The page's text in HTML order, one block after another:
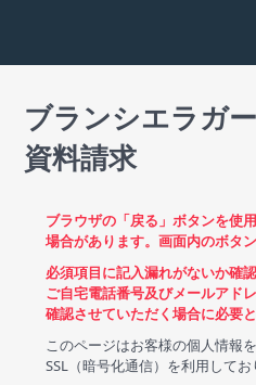
ブランシエラガ
資料請求
ブラウザの「戻る」ボタンを使
場合があります。画面内のボタ
必須項目に記入漏れがないか確
ご自宅電話番号及びメールアド
確認させていただく場合に必要と
このページはお客様の個人情報
SSL（暗号化通信）を利用してお